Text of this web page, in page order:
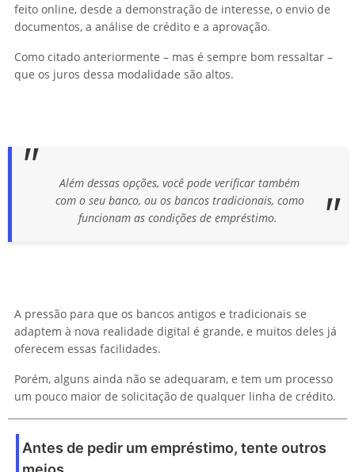
feito online, desde a demonstração de interesse, o envio de
documentos, a análise de crédito e a aprovação.
Como citado anteriormente – mas é sempre bom ressaltar –
que os juros dessa modalidade são altos.
Além dessas opções, você pode verificar também
com o seu banco, ou os bancos tradicionais, como
funcionam as condições de empréstimo.
A pressão para que os bancos antigos e tradicionais se
adaptem à nova realidade digital é grande, e muitos deles já
oferecem essas facilidades.
Porém, alguns ainda não se adequaram, e tem um processo
um pouco maior de solicitação de qualquer linha de crédito.
Antes de pedir um empréstimo, tente outros